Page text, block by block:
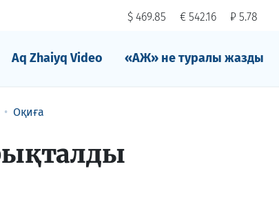
$ 469.85 € 542.16 ₽ 5.78
Aq Zhaiyq Video «АЖ» не туралы жазды
Оқиға